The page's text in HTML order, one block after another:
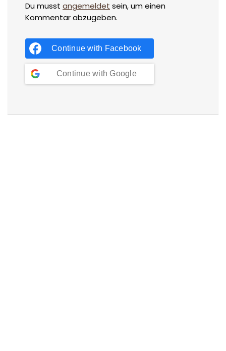
Du musst angemeldet sein, um einen
Kommentar abzugeben.
Continue with Facebook
Continue with Google